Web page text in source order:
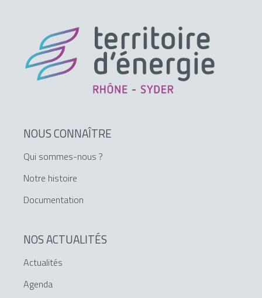
NOUS CONNAÎTRE
Qui sommes-nous ?
Notre histoire
Documentation
NOS ACTUALITÉS
Actualités
Agenda